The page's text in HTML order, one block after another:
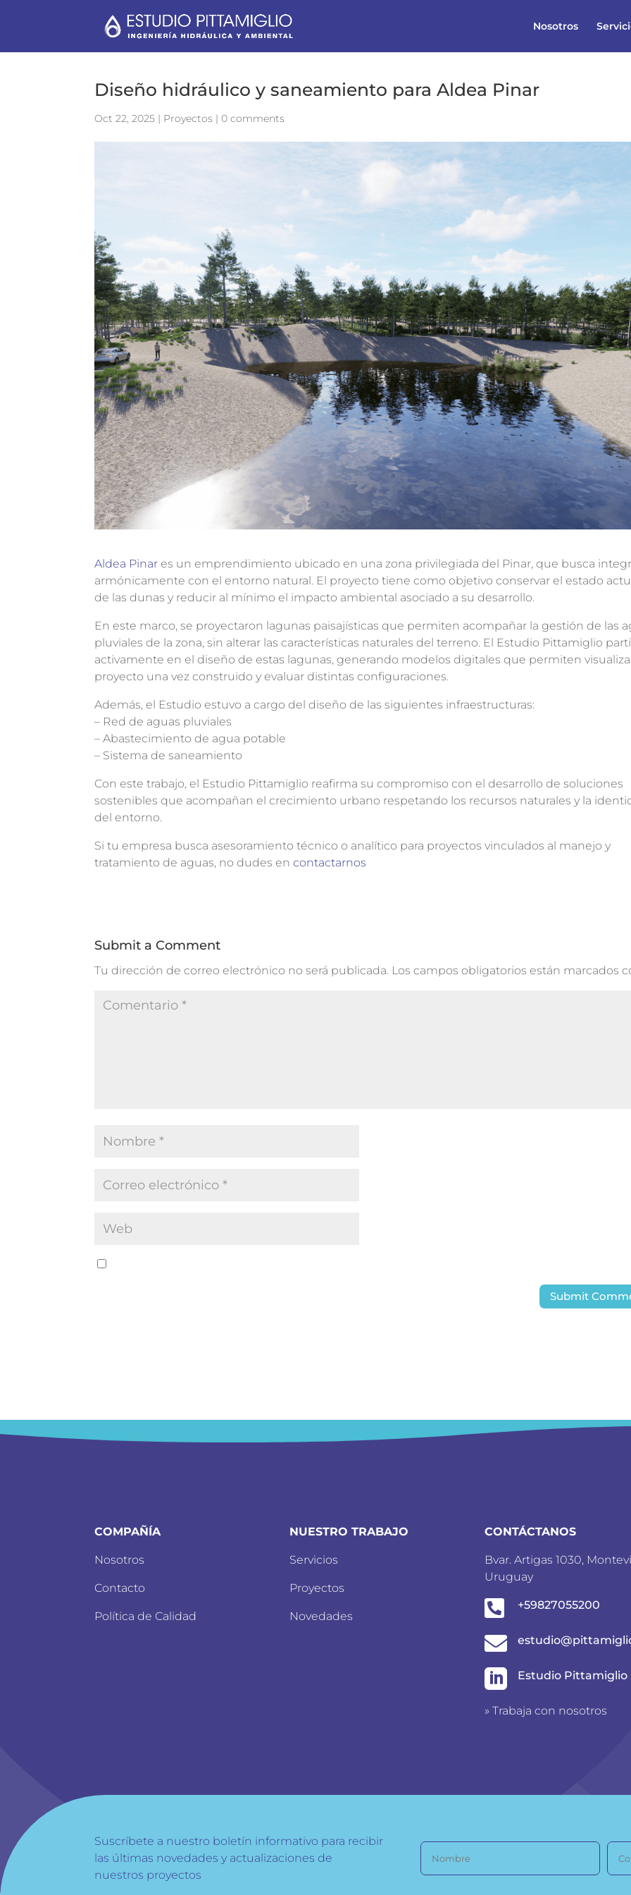
Nosotros
Diseño hidráulico y saneamiento para Aldea Pinar
Oct 22, 2025 | Proyectos |0 comments
Aldea Pinar es un emprendimiento ubicado en una zona privilegiada del Pinar, que busca
armónicamente con el entorno natural. El proyecto tiene como objetivo conservar el estado
de las dunas y reducir al mínimo el impacto ambiental asociado a su desarrollo.
En este marco, se proyectaron lagunas paisajísticas que permiten acompañar la gestión de las
pluviales de la zona, sin alterar las características naturales del terreno. El Estudio Pittamiglio
activamente en el diseño de estas lagunas, generando modelos digitales que permiten
proyecto una vez construido y evaluar distintas configuraciones.
Además, el Estudio estuvo a cargo del diseño de las siguientes infraestructuras:
– Red de aguas pluviales
– Abastecimiento de agua potable
– Sistema de saneamiento
Con este trabajo, el Estudio Pittamiglio reafirma su compromiso con el desarrollo de soluciones
sostenibles que acompañan el crecimiento urbano respetando los recursos naturales y la
del entorno.
Si tu empresa busca asesoramiento técnico o analítico para proyectos vinculados al manejo y
tratamiento de aguas, no dudes encontactarnos
Submit a Comment
Tu dirección de correo electrónico no será publicada. Los campos obligatorios están marcados
COMPAÑÍA
Nosotros
Contacto
Política de Calidad
NUESTRO TRABAJO
Servicios
Proyectos
Novedades
CONTÁCTANOS
Bvar. Artigas 1030,
Uruguay
 +59827055200

 Estudio Pittamiglio
»Trabaja con nosotros
Suscríbete a nuestro boletín informativo para recibir
las últimas novedades y actualizaciones de
nuestros proyectos